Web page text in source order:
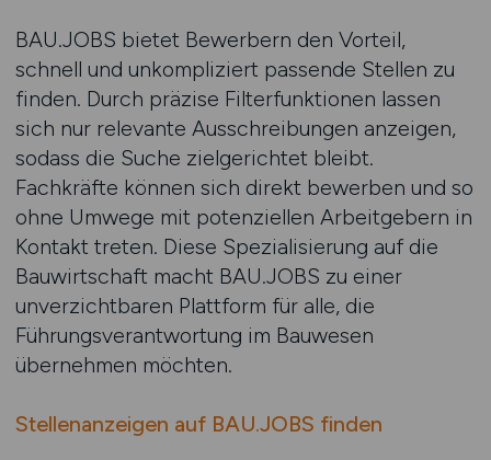
BAU.JOBS bietet Bewerbern den Vorteil,
schnell und unkompliziert passende Stellen zu
finden. Durch präzise Filterfunktionen lassen
sich nur relevante Ausschreibungen anzeigen,
sodass die Suche zielgerichtet bleibt.
Fachkräfte können sich direkt bewerben und so
ohne Umwege mit potenziellen Arbeitgebern in
Kontakt treten. Diese Spezialisierung auf die
Bauwirtschaft macht BAU.JOBS zu einer
unverzichtbaren Plattform für alle, die
Führungsverantwortung im Bauwesen
übernehmen möchten.
Stellenanzeigen auf BAU.JOBS finden